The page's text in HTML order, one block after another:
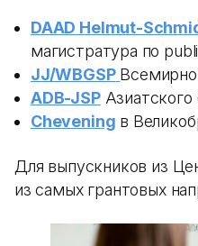
DAAD Helmut-
магистратура по
JJ/WBGSP
ADB-JSPАзиатского
Chevening в
Для выпускников из
из самых грантовых